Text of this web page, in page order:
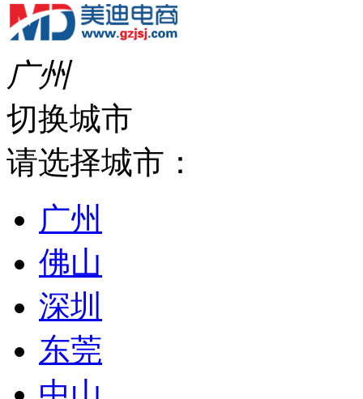
广州
切换城市
请选择城市：
广州
佛山
深圳
东莞